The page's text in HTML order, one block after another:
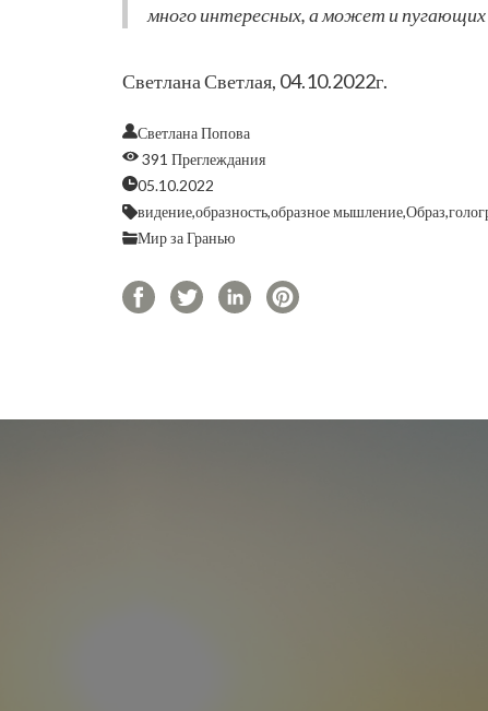
много интересных, а может и
Светлана Светлая, 04.10.2022г.
Светлана Попова
391 Преглеждания
05.10.2022
видение,образность,образное мышление,Образ,
Мир за Гранью